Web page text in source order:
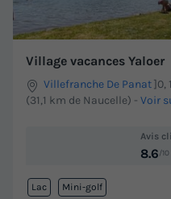
Village vacances Yaloer
Villefranche De Panat]0,
(31,1 km de Naucelle) - Voir
Avis
8.6/10
Lac Mini-golf